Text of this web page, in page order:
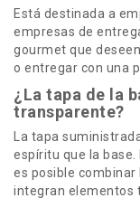
Está destinada a
empresas de
gourmet que
o entregar con una
¿La tapa de la
transparente?
La tapa
espíritu que la
es posible combinar
integran elementos